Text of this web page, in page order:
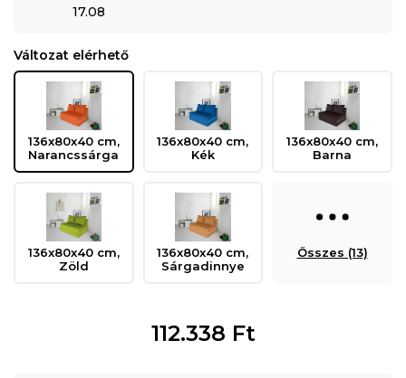
17.08
Változat elérhető
136x80x40 cm,
Narancssárga
136x80x40 cm,
Kék
136x80x40 cm,
Barna
136x80x40 cm,
Zöld
136x80x40 cm,
Sárgadinnye
Összes (13)
112.338 Ft